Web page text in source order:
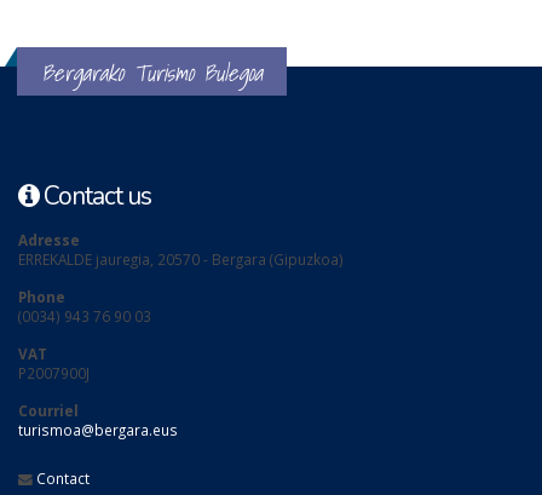
Bergarako Turismo Bulegoa
Contact us
Adresse
ERREKALDE jauregia, 20570 - Bergara (Gipuzkoa)
Phone
(0034) 943 76 90 03
VAT
P2007900J
Courriel
turismoa@bergara.eus
Contact